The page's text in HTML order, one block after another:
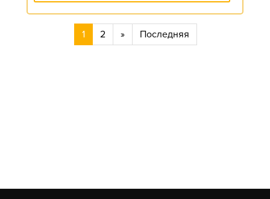
1 2 » Последняя